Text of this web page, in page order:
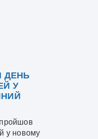
ДЕНЬ
У
у новому